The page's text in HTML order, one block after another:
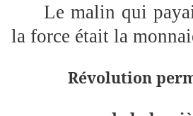
Le malin qui
la force était la
Révolution